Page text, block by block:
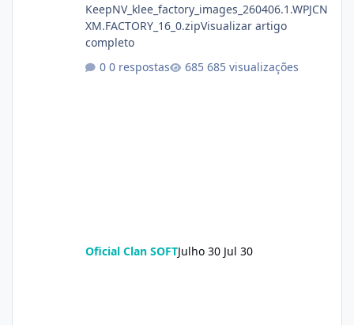
KeepNV_klee_factory_images_260406.1.WPJCN
XM.FACTORY_16_0.zipVisualizar artigo
completo
0 respostas
685 visualizações
Oficial Clan SOFTJulho 30 Jul 30